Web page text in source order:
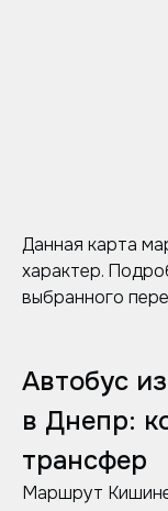
Данная карта
характер.
выбранного
Автобус
в Днепр:
трансфер
Маршрут